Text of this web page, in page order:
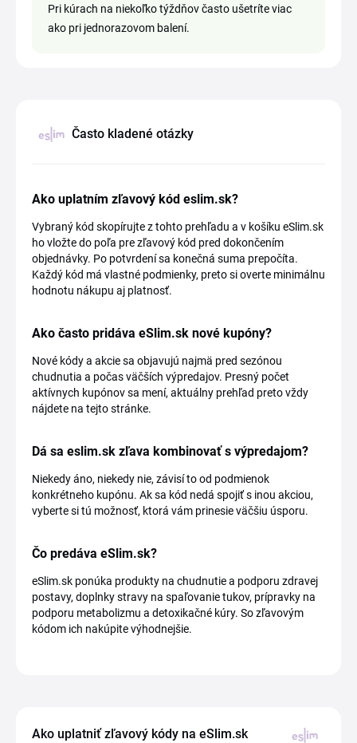
Pri kúrach na niekoľko týždňov často ušetríte viac
ako pri jednorazovom balení.
Často kladené otázky
Ako uplatním zľavový kód eslim.sk?
Vybraný kód skopírujte z tohto prehľadu a v košíku eSlim.sk
ho vložte do poľa pre zľavový kód pred dokončením
objednávky. Po potvrdení sa konečná suma prepočíta.
Každý kód má vlastné podmienky, preto si overte minimálnu
hodnotu nákupu aj platnosť.
Ako často pridáva eSlim.sk nové kupóny?
Nové kódy a akcie sa objavujú najmä pred sezónou
chudnutia a počas väčších výpredajov. Presný počet
aktívnych kupónov sa mení, aktuálny prehľad preto vždy
nájdete na tejto stránke.
Dá sa eslim.sk zľava kombinovať s výpredajom?
Niekedy áno, niekedy nie, závisí to od podmienok
konkrétneho kupónu. Ak sa kód nedá spojiť s inou akciou,
vyberte si tú možnosť, ktorá vám prinesie väčšiu úsporu.
Čo predáva eSlim.sk?
eSlim.sk ponúka produkty na chudnutie a podporu zdravej
postavy, doplnky stravy na spaľovanie tukov, prípravky na
podporu metabolizmu a detoxikačné kúry. So zľavovým
kódom ich nakúpite výhodnejšie.
Ako uplatniť zľavový kódy na eSlim.sk